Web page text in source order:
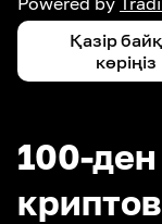
Қазір
көріңіз
100-